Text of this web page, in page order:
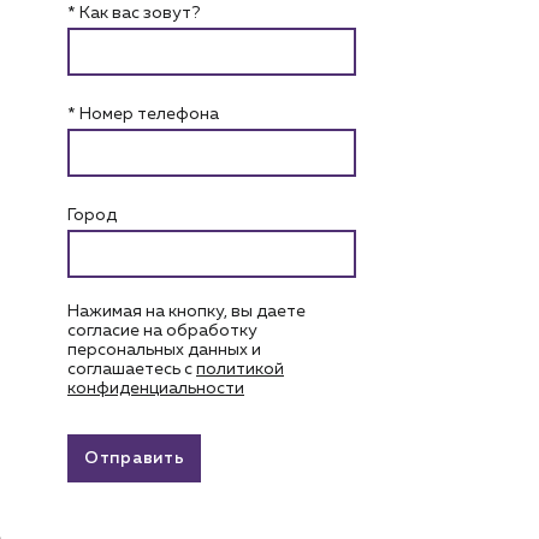
* Как вас зовут?
* Номер телефона
Город
Нажимая на кнопку, вы даете
согласие на обработку
персональных данных и
соглашаетесь c политикой
конфиденциальности
Отправить